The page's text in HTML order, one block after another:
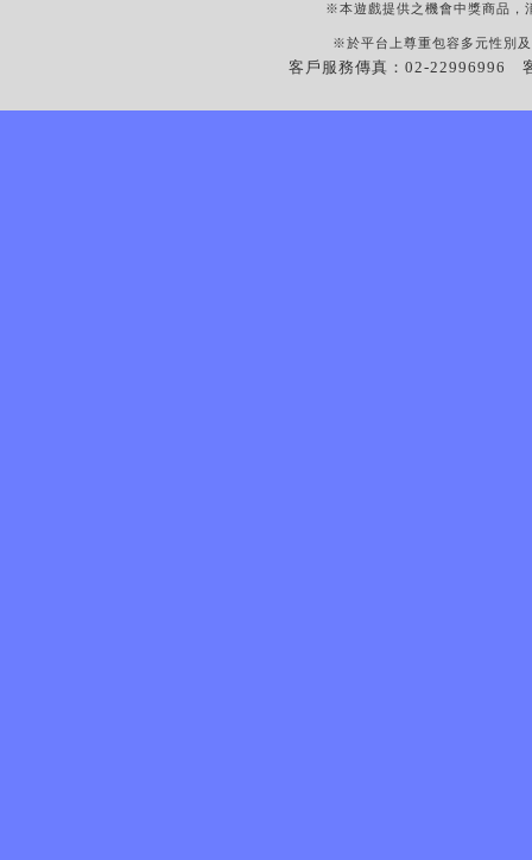
※本遊戲提供之機會中獎商品，
※於平台上尊重包容多元性別
客戶服務傳真：02-22996996